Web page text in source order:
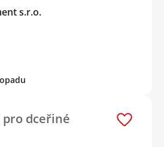
s.r.o.
dceřiné